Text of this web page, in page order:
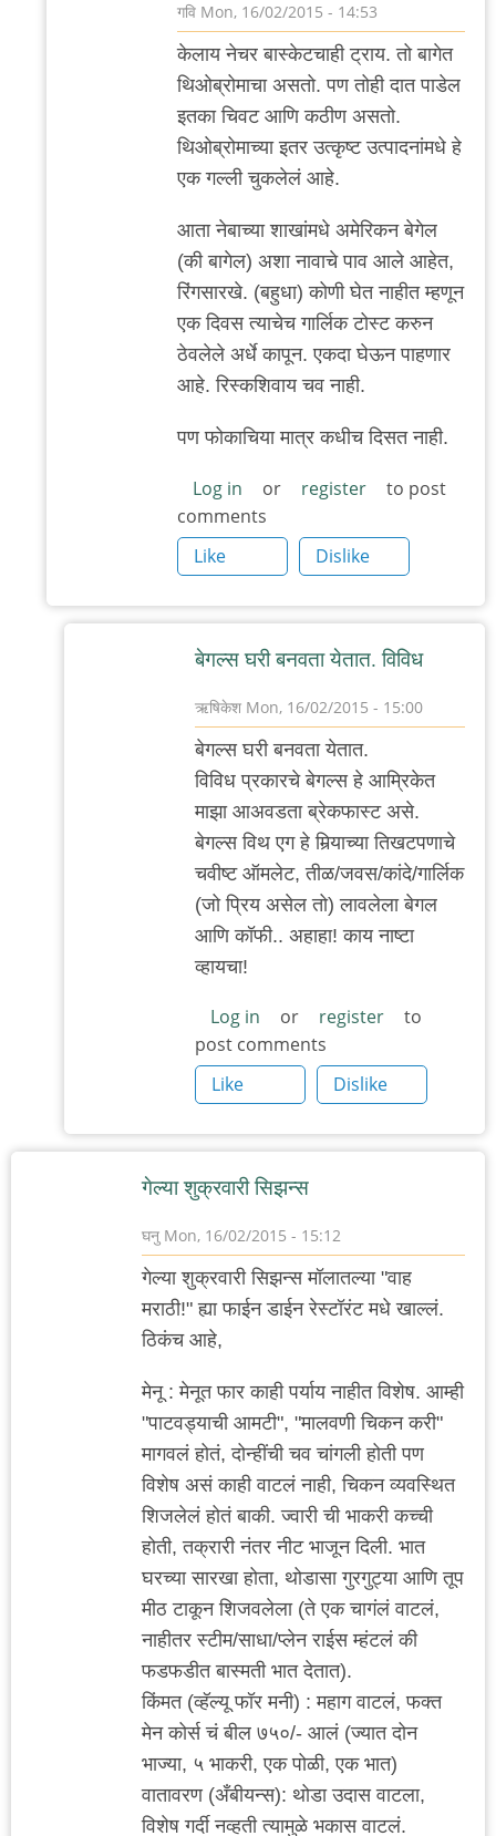
गवि Mon, 16/02/2015 - 14:53
In
reply
बागेत
सुनील
केलाय नेचर बास्केटचाही ट्राय. तो बागेत
थिओब्रोमाचा असतो. पण तोही दात पाडेल
इतका चिवट आणि कठीण असतो.
थिओब्रोमाच्या इतर उत्कृष्ट उत्पादनांमधे हे
एक गल्ली चुकलेलं आहे.
आता नेबाच्या शाखांमधे अमेरिकन बेगेल
(की बागेल) अशा नावाचे पाव आले आहेत,
रिंगसारखे. (बहुधा) कोणी घेत नाहीत म्हणून
एक दिवस त्याचेच गार्लिक टोस्ट करुन
ठेवलेले अर्धे कापून. एकदा घेऊन पाहणार
आहे. रिस्कशिवाय चव नाही.
पण फोकाचिया मात्र कधीच दिसत नाही.
Log in or register
to post
comments
Like
Dislike
बेगल्स घरी बनवता येतात. विविध
ऋषिकेश Mon, 16/02/2015 - 15:00
In
reply
केलाय
ट्राय.
बागेत
गवि
बेगल्स घरी बनवता येतात.
विविध प्रकारचे बेगल्स हे आम्रिकेत
माझा आअवडता ब्रेकफास्ट असे.
बेगल्स विथ एग हे मिर्‍याच्या तिखटपणाचे
चवीष्ट ऑमलेट, तीळ/जवस/कांदे/गार्लिक
(जो प्रिय असेल तो) लावलेला बेगल
आणि कॉफी.. अहाहा! काय नाष्टा
व्हायचा!
Log in or register
to
post comments
Like
Dislike
गेल्या शुक्रवारी सिझन्स
घनु Mon, 16/02/2015 - 15:12
गेल्या शुक्रवारी सिझन्स मॉलातल्या "वाह
मराठी!" ह्या फाईन डाईन रेस्टॉरंट मधे खाल्लं.
ठिकंच आहे,
मेनू : मेनूत फार काही पर्याय नाहीत विशेष. आम्ही
"पाटवड्याची आमटी", "मालवणी चिकन करी"
मागवलं होतं, दोन्हींची चव चांगली होती पण
विशेष असं काही वाटलं नाही, चिकन व्यवस्थित
शिजलेलं होतं बाकी. ज्वारी ची भाकरी कच्ची
होती, तक्रारी नंतर नीट भाजून दिली. भात
घरच्या सारखा होता, थोडासा गुरगुट्या आणि तूप
मीठ टाकून शिजवलेला (ते एक चागंलं वाटलं,
नाहीतर स्टीम/साधा/प्लेन राईस म्हंटलं की
फडफडीत बास्मती भात देतात).
किंमत (व्हॅल्यू फॉर मनी) : महाग वाटलं, फक्त
मेन कोर्स चं बील ७५०/- आलं (ज्यात दोन
भाज्या, ५ भाकरी, एक पोळी, एक भात)
वातावरण (अँबीयन्स): थोडा उदास वाटला,
विशेष गर्दी नव्हती त्यामुळे भकास वाटलं.